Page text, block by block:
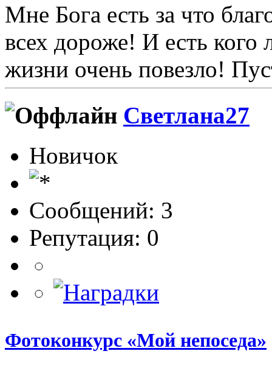
Мне Бога есть за что
всех дороже! И есть
жизни очень повезло!
Светлана27
Новичок
Сообщений: 3
Репутация: 0
Фотоконкурс «Мой непоседа»